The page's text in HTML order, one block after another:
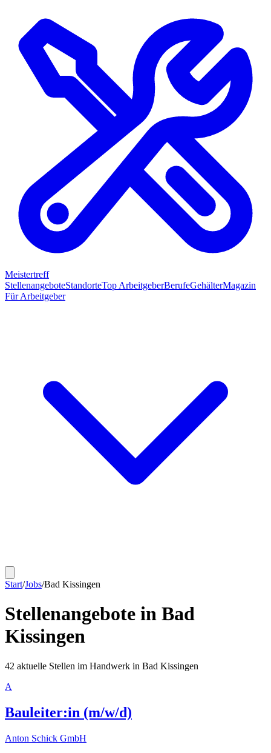
Meistertreff
StellenangeboteStandorteTop ArbeitgeberBerufeGehälterMagazin
Für Arbeitgeber
Start/Jobs/Bad Kissingen
Stellenangebote in Bad
Kissingen
42 aktuelle Stellen im Handwerk in Bad Kissingen
A
Bauleiter:in (m/w/d)
Anton Schick GmbH